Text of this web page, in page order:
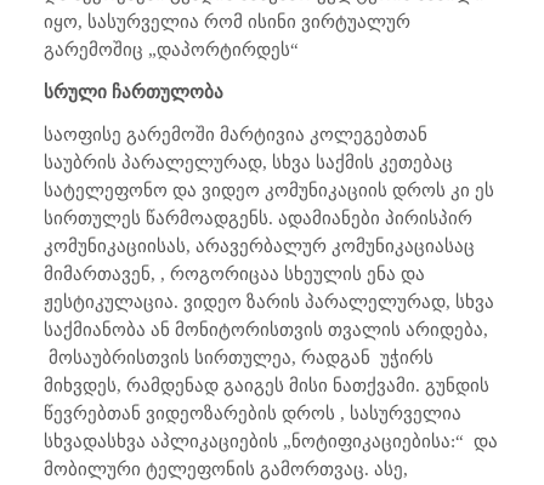
იყო, სასურველია რომ ისინი ვირტუალურ
გარემოშიც „დაპორტირდეს“
სრული ჩართულობა
საოფისე გარემოში მარტივია კოლეგებთან
საუბრის პარალელურად, სხვა საქმის კეთებაც
სატელეფონო და ვიდეო კომუნიკაციის დროს კი ეს
სირთულეს წარმოადგენს. ადამიანები პირისპირ
კომუნიკაციისას, არავერბალურ კომუნიკაციასაც
მიმართავენ, , როგორიცაა სხეულის ენა და
ჟესტიკულაცია. ვიდეო ზარის პარალელურად, სხვა
საქმიანობა ან მონიტორისთვის თვალის არიდება,
მოსაუბრისთვის სირთულეა, რადგან უჭირს
მიხვდეს, რამდენად გაიგეს მისი ნათქვამი. გუნდის
წევრებთან ვიდეოზარების დროს , სასურველია
სხვადასხვა აპლიკაციების „ნოტიფიკაციებისა:“ და
მობილური ტელეფონის გამორთვაც. ასე,